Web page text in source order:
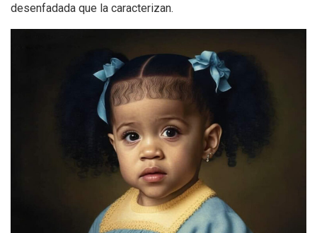
desenfadada que la caracterizan.